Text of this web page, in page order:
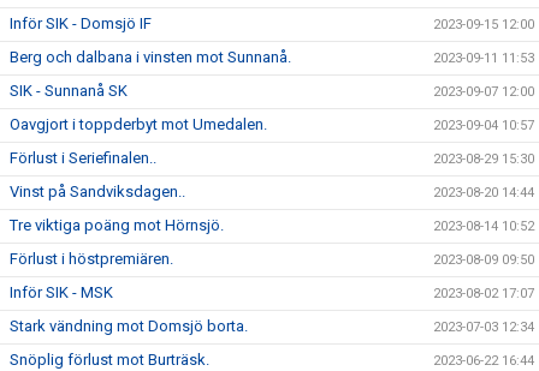
Inför SIK - Domsjö IF 2023-09-15 12:00
Berg och dalbana i vinsten mot Sunnanå. 2023-09-11 11:53
SIK - Sunnanå SK 2023-09-07 12:00
Oavgjort i toppderbyt mot Umedalen. 2023-09-04 10:57
Förlust i Seriefinalen.. 2023-08-29 15:30
Vinst på Sandviksdagen.. 2023-08-20 14:44
Tre viktiga poäng mot Hörnsjö. 2023-08-14 10:52
Förlust i höstpremiären. 2023-08-09 09:50
Inför SIK - MSK 2023-08-02 17:07
Stark vändning mot Domsjö borta. 2023-07-03 12:34
Snöplig förlust mot Burträsk. 2023-06-22 16:44